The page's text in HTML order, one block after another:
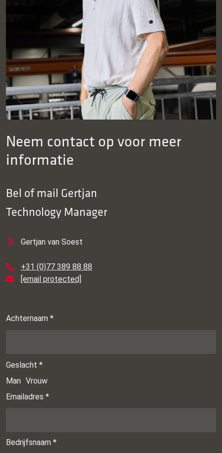
Neem contact op voor meer
informatie
Bel of mail Gertjan
Technology Manager
Gertjan van Soest
+31 (0)77 389 88 88
[email protected]